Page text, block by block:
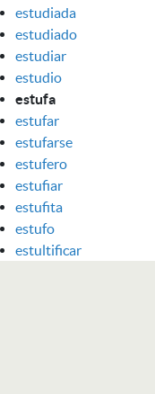
estudiada
estudiado
estudiar
estudio
estufa
estufar
estufarse
estufero
estufiar
estufita
estufo
estultificar